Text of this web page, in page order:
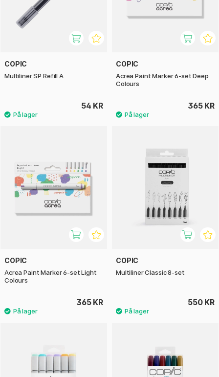
COPIC
Multiliner SP Refill A
54 KR
COPIC
Acrea Paint Marker 6-set Deep
Colours
365 KR
COPIC
Acrea Paint Marker 6-set Light
Colours
365 KR
COPIC
Multiliner Classic 8-set
550 KR